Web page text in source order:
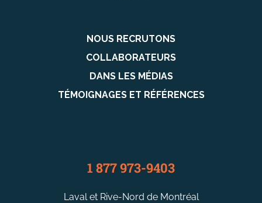
NOUS RECRUTONS
COLLABORATEURS
DANS LES MÉDIAS
TÉMOIGNAGES ET RÉFÉRENCES
1 877 973-9403
Laval et Rive-Nord de Montréal